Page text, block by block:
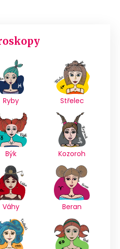
Ryby Střelec
Býk Kozoroh
Váhy Beran